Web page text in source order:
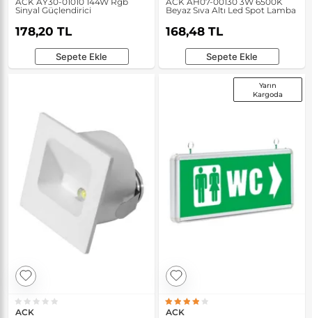
Sinyal Güçlendirici
178,20 TL
Sepete Ekle
Beyaz Sıva Altı Led Spot Lamba
168,48 TL
Sepete Ekle
ACK
Yarın
Kargoda
ACK